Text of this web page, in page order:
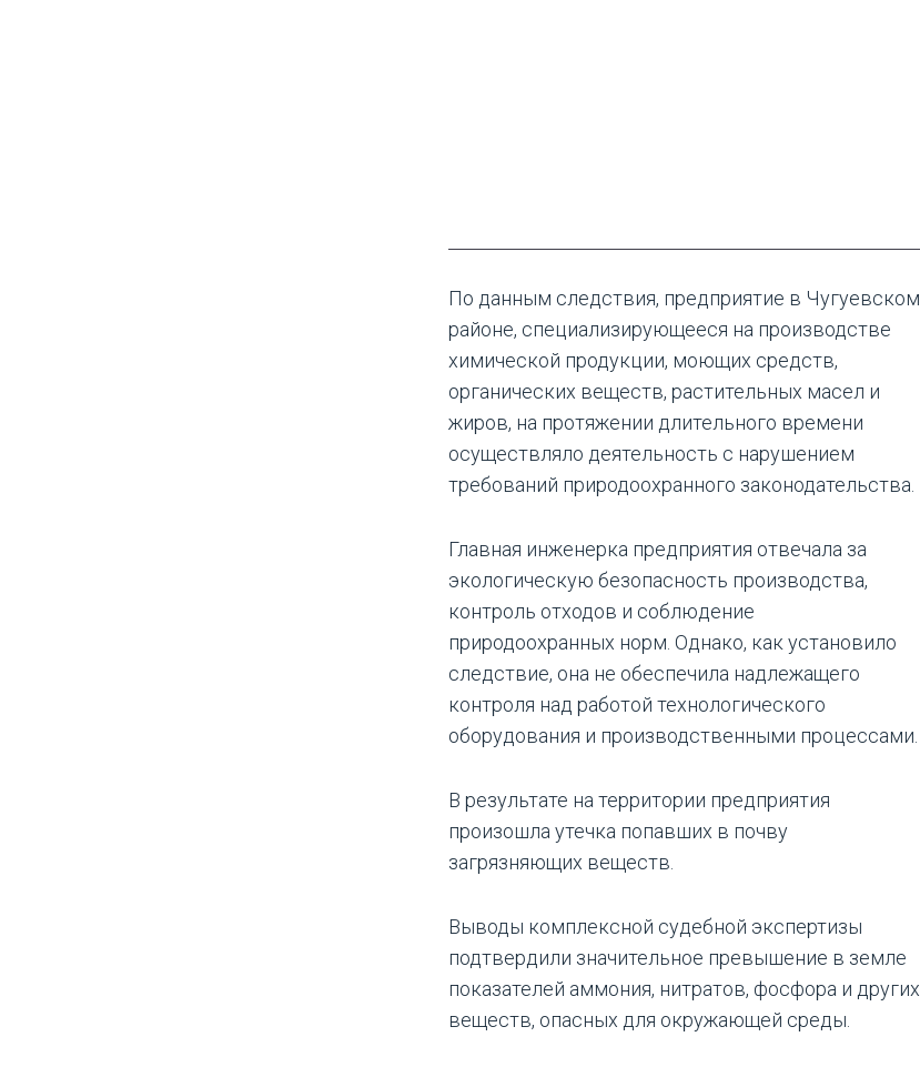
По данным следствия, предприятие в Чугуевском
районе, специализирующееся на производстве
химической продукции, моющих средств,
органических веществ, растительных масел и
жиров, на протяжении длительного времени
осуществляло деятельность с нарушением
требований природоохранного законодательства.
Главная инженерка предприятия отвечала за
экологическую безопасность производства,
контроль отходов и соблюдение
природоохранных норм. Однако, как установило
следствие, она не обеспечила надлежащего
контроля над работой технологического
оборудования и производственными процессами.
В результате на территории предприятия
произошла утечка попавших в почву
загрязняющих веществ.
Выводы комплексной судебной экспертизы
подтвердили значительное превышение в земле
показателей аммония, нитратов, фосфора и других
веществ, опасных для окружающей среды.